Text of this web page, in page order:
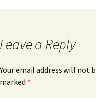
Leave a Reply
Your email address will not
marked *